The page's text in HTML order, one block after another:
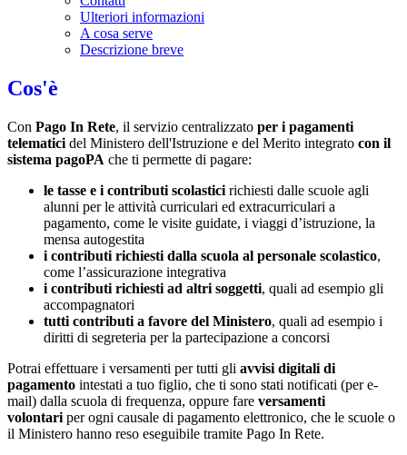
Ulteriori informazioni
A cosa serve
Descrizione breve
Cos'è
Con Pago In Rete, il servizio centralizzato per i pagamenti
telematici del Ministero dell'Istruzione e del Merito integrato con il
sistema pagoPA che ti permette di pagare:
le tasse e i contributi scolastici richiesti dalle scuole agli
alunni per le attività curriculari ed extracurriculari a
pagamento, come le visite guidate, i viaggi d’istruzione, la
mensa autogestita
i contributi richiesti dalla scuola al personale scolastico,
come l’assicurazione integrativa
i contributi richiesti ad altri soggetti, quali ad esempio gli
accompagnatori
tutti contributi a favore del Ministero, quali ad esempio i
diritti di segreteria per la partecipazione a concorsi
Potrai effettuare i versamenti per tutti gli avvisi digitali di
pagamento intestati a tuo figlio, che ti sono stati notificati (per e-
mail) dalla scuola di frequenza, oppure fare versamenti
volontari per ogni causale di pagamento elettronico, che le scuole o
il Ministero hanno reso eseguibile tramite Pago In Rete.